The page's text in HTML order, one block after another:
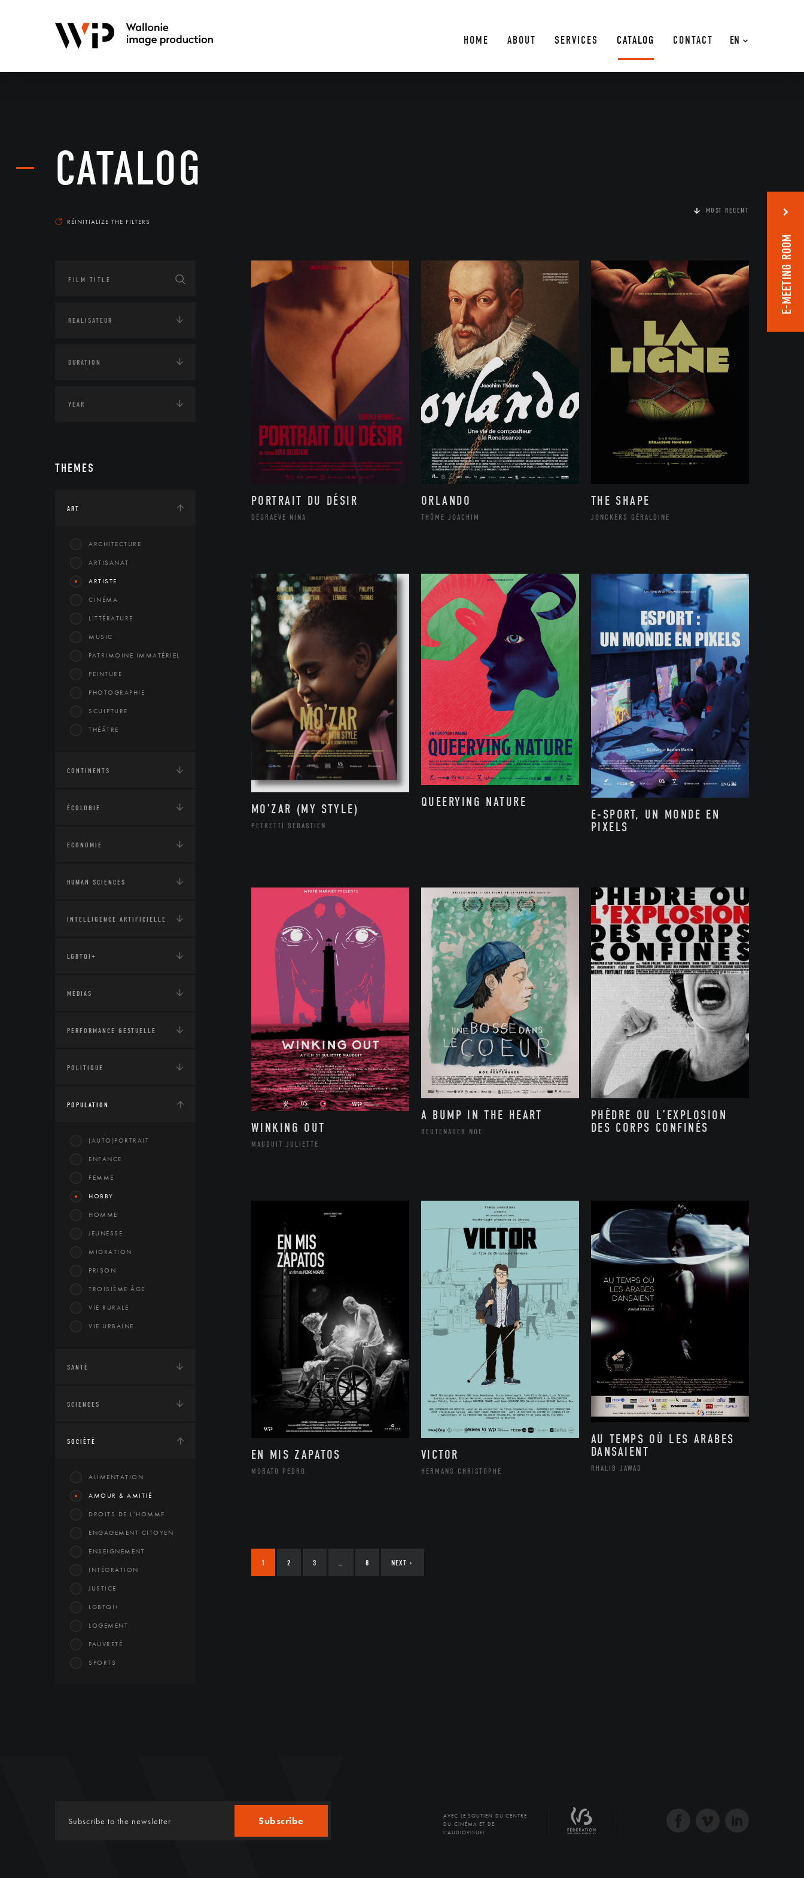
EN
HOME ABOUT SERVICES CATALOG CONTACT
CATALOG
RÉINITIALIZE THE FILTERS
THEMES
ART
ARCHITECTURE
ARTISANAT
ARTISTE
CINÉMA
LITTÉRATURE
MUSIC
PATRIMOINE IMMATÉRIEL
PEINTURE
PHOTOGRAPHIE
SCULPTURE
THÉÂTRE
CONTINENTS
ÉCOLOGIE
ECONOMIE
HUMAN SCIENCES
INTELLIGENCE ARTIFICIELLE
LGBTQI+
MÉDIAS
PERFORMANCE GESTUELLE
POLITIQUE
POPULATION
(AUTO)PORTRAIT
ENFANCE
FEMME
HOBBY
HOMME
JEUNESSE
MIGRATION
PRISON
TROISIÈME ÂGE
VIE RURALE
VIE URBAINE
SANTÉ
SCIENCES
SOCIÉTÉ
ALIMENTATION
AMOUR & AMITIÉ
DROITS DE L’HOMME
ENGAGEMENT CITOYEN
ENSEIGNEMENT
INTÉGRATION
JUSTICE
LGBTQI+
LOGEMENT
PAUVRETÉ
SPORTS
MOST RECENT
PORTRAIT DU DÉSIR
DEGRAEVE NINA
ORLANDO
THÔME JOACHIM
THE SHAPE
JONCKERS GÉRALDINE
MO’ZAR (MY STYLE)
PETRETTI SÉBASTIEN
QUEERYING NATURE
E-SPORT, UN MONDE EN
PIXELS
WINKING OUT
MAUDUIT JULIETTE
A BUMP IN THE HEART
REUTENAUER NOÉ
PHÈDRE OU L’EXPLOSION
DES CORPS CONFINÉS
EN MIS ZAPATOS
MORATO PEDRO
VICTOR
HERMANS CHRISTOPHE
AU TEMPS OÙ LES ARABES
DANSAIENT
RHALIB JAWAD
1 2 3 8 NEXT ›
Subscribe
AVEC LE SOUTIEN DU CENTRE
DU CINÉMA ET DE
L'AUDIOVISUEL
E-MEETING ROOM